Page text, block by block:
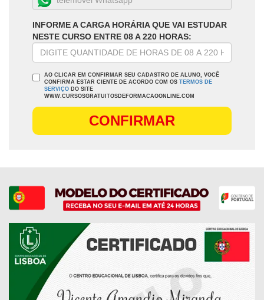
INFORME A CARGA HORÁRIA QUE VAI ESTUDAR
NESTE CURSO ENTRE 08 A 220 HORAS:
AO CLICAR EM CONFIRMAR SEU CADASTRO DE ALUNO, VOCÊ
CONFIRMA ESTAR CIENTE DE ACORDO COM OS TERMOS DE
SERVIÇO DO SITE
WWW.CURSOSGRATUITOSDEFORMACAOONLINE.COM
CONFIRMAR